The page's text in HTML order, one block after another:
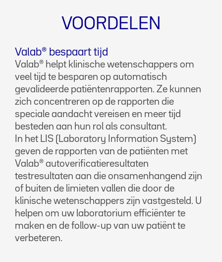
VOORDELEN
Valab® bespaart tijd
Valab® helpt klinische wetenschappers om
veel tijd te besparen op automatisch
gevalideerde patiëntenrapporten. Ze kunnen
zich concentreren op de rapporten die
speciale aandacht vereisen en meer tijd
besteden aan hun rol als consultant.
In het LIS (Laboratory Information System)
geven de rapporten van de patiënten met
Valab® autoverificatieresultaten
testresultaten aan die onsamenhangend zijn
of buiten de limieten vallen die door de
klinische wetenschappers zijn vastgesteld. U
helpen om uw laboratorium efficiënter te
maken en de follow-up van uw patiënt te
verbeteren.